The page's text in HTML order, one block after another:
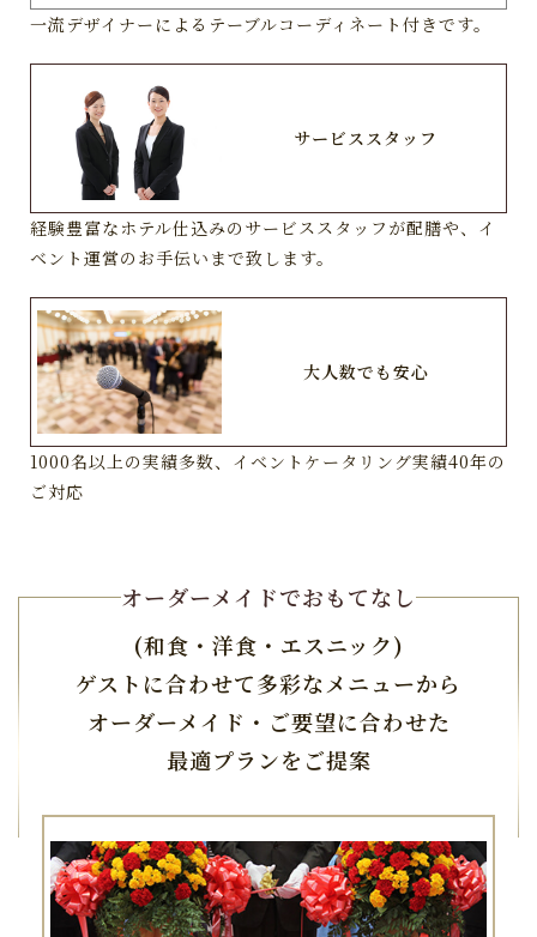
一流デザイナーによるテーブルコーディネート付きです。
サービススタッフ
経験豊富なホテル仕込みのサービススタッフが配膳や、イ
ベント運営のお手伝いまで致します。
大人数でも安心
1000名以上の実績多数、イベントケータリング実績40年の
ご対応
オーダーメイドでおもてなし
(和食・洋食・エスニック)
ゲストに合わせて多彩なメニューから
オーダーメイド・ご要望に合わせた
最適プランをご提案